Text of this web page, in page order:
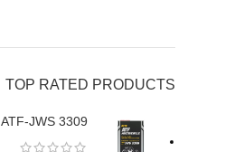
TOP RATED PRODUCTS
ATF-JWS 3309 مانول